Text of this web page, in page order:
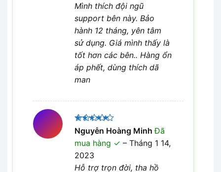
Mình thích đội ngũ
support bên này. Bảo
hành 12 tháng, yên tâm
sử dụng. Giá mình thấy là
tốt hơn các bên.. Hàng ổn
áp phết, dùng thích dã
man
Được xếp
hạng 5
sao
Nguyễn Hoàng MinhĐã
mua hàng
– Tháng 1 14,
2023
Hỗ trợ trọn đời, tha hồ